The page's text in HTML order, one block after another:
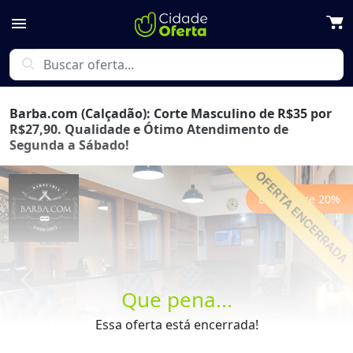
menu
search
Que pena...
Essa oferta está encerrada!
Barba.com (Calçadão): Corte Masculino de R$35 por
R$27,90. Qualidade e Ótimo Atendimento de
Segunda a Sábado!
Economize 20%